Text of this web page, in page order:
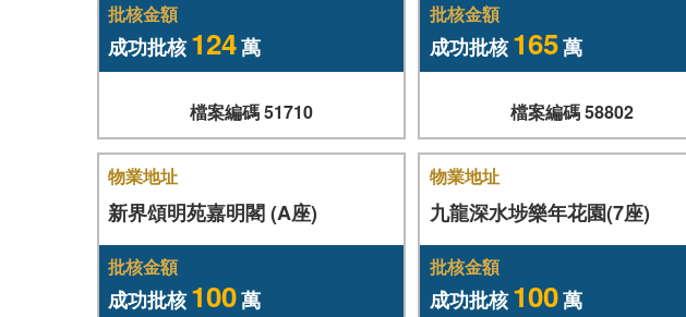
批核金額
成功批核124萬
檔案編碼 51710
批核金額
成功批核 165萬
檔案編碼 58802
物業地址
新界頌明苑嘉明閣 (A座)
批核金額
成功批核100萬
物業地址
九龍深水埗樂年花園(7座)
批核金額
成功批核 100萬